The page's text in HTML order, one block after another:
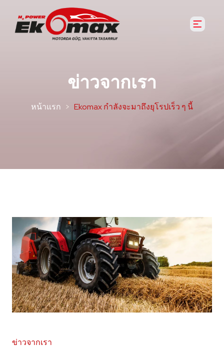
ข่าวจากเรา
หน้าแรก Ekomax กำลังจะมาถึงยุโรปเร็ว ๆ นี้
ข่าวจากเรา